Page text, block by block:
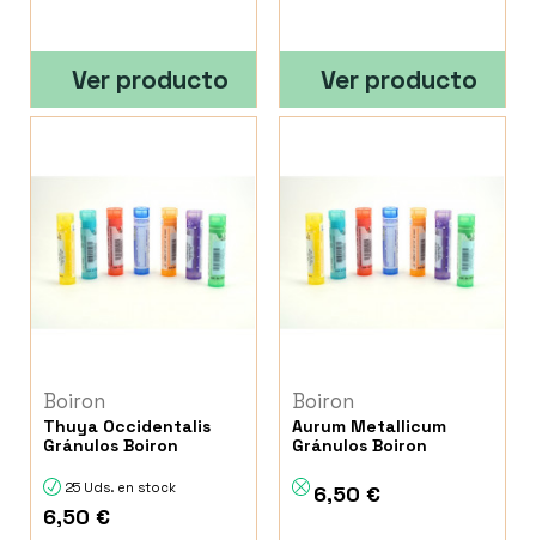
Ver producto Ver producto
Boiron
Thuya Occidentalis
Gránulos Boiron
25 Uds. en stock
6,50 €
Boiron
Aurum Metallicum
Gránulos Boiron
6,50 €